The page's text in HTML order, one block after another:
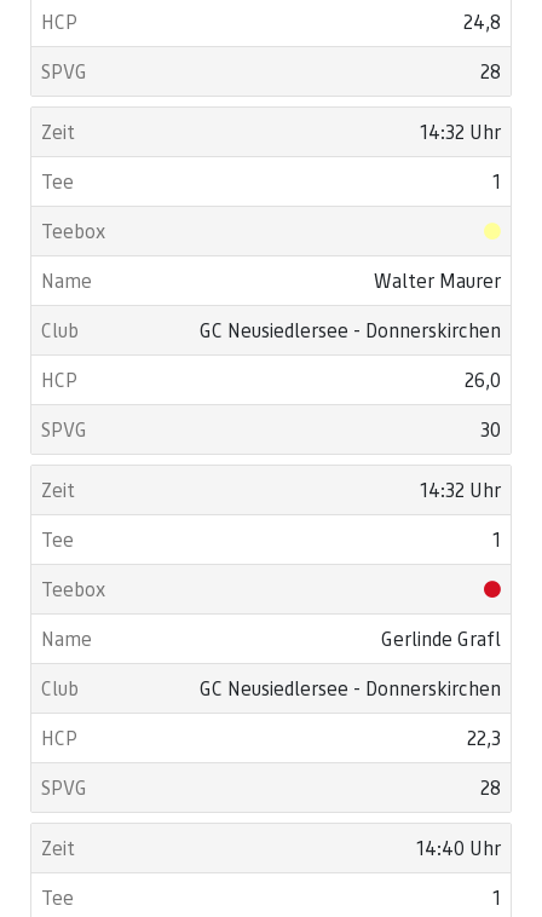
24,8
28
14:32 Uhr
1
Walter Maurer
GC Neusiedlersee - Donnerskirchen
26,0
30
14:32 Uhr
1
Gerlinde Grafl
GC Neusiedlersee - Donnerskirchen
22,3
28
14:40 Uhr
1